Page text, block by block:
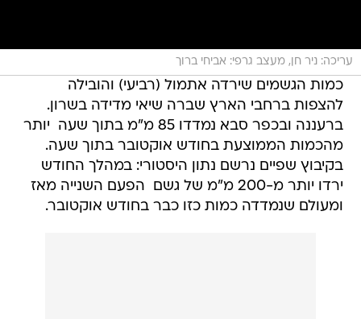
עריכה: ניר חן, מעצב גרפי: אביחי ברוך
כמות הגשמים שירדה אתמול (רביעי) והובילה
להצפות ברחבי הארץ שברה שיאי מדידה בשרון.
ברעננה ובכפר סבא נמדדו 85 מ"מ בתוך שעה  יותר
מהכמות הממוצעת בחודש אוקטובר בתוך שעה.
בקיבוץ שפיים נרשם נתון היסטורי: במהלך החודש
ירדו יותר מ-200 מ"מ של גשם  הפעם השנייה מאז
ומעולם שנמדדה כמות כזו כבר בחודש אוקטובר.